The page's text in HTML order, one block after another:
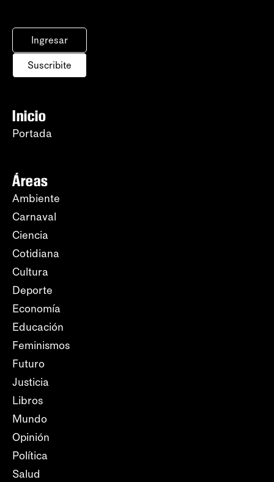
Ingresar
Suscribite
Inicio
Portada
Áreas
Ambiente
Carnaval
Ciencia
Cotidiana
Cultura
Deporte
Economía
Educación
Feminismos
Futuro
Justicia
Libros
Mundo
Opinión
Política
Salud